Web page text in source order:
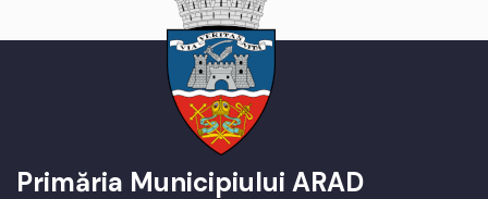
Primăria Municipiului ARAD